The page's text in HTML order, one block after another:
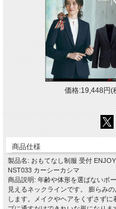
価格:19,448円(
商品仕様
製品名: おもてなし制服 受付
NST033 カーシーカシマ
商品説明: 年齢や体形を選ばないボ
見えるネックラインです。 膨らみ
します。メイクやヘアをくずさず